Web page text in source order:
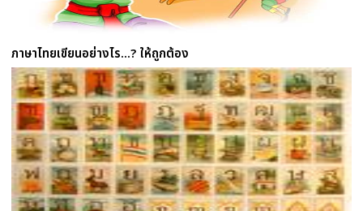
ภาษาไทยเขียนอย่างไร...? ให้ถูกต้อง